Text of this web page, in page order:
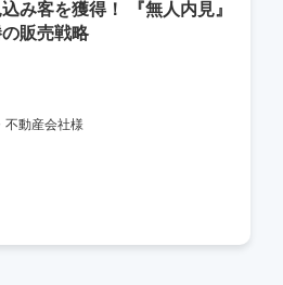
み客を獲得！ 『無人内見』
販売戦略
不動産会社様